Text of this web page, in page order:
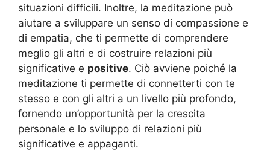
situazioni difficili. Inoltre, la meditazione può
aiutare a sviluppare un senso di compassione e
di empatia, che ti permette di comprendere
meglio gli altri e di costruire relazioni più
significative e positive. Ciò avviene poiché la
meditazione ti permette di connetterti con te
stesso e con gli altri a un livello più profondo,
fornendo un’opportunità per la crescita
personale e lo sviluppo di relazioni più
significative e appaganti.